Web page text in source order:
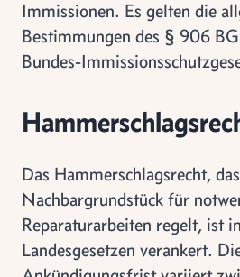
Immissionen. Es gelten die
Bestimmungen des § 906
Bundes-
Das Hammerschlagsrecht,
Nachbargrundstück für
Reparaturarbeiten regelt, ist
Landesgesetzen verankert.